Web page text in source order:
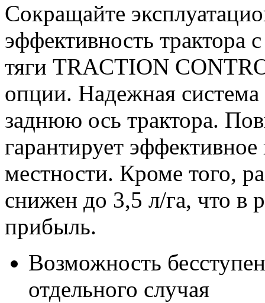
Сокращайте
эффективность
тяги TRACTION
опции. Надежная система
заднюю ось трактора.
гарантирует
местности. Кроме того,
снижен до 3,5 л/га, что в
прибыль.
Возможность
отдельного случая